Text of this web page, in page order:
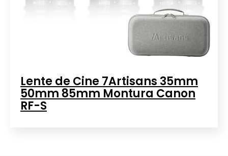
Lente de Cine 7Artisans 35mm
50mm 85mm Montura Canon
RF-S